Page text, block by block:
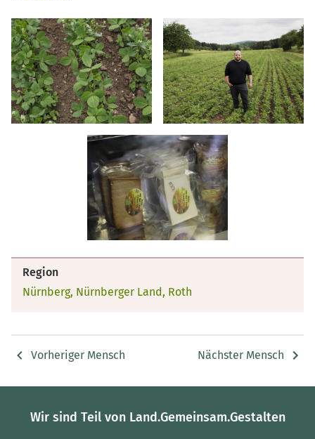
Region
Nürnberg, Nürnberger Land, Roth
Vorheriger Mensch Nächster Mensch
Wir sind Teil von Land.Gemeinsam.Gestalten